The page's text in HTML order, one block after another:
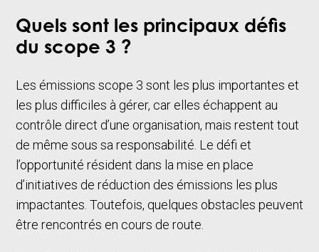
Quels sont les principaux défis
du scope 3 ?
Les émissions scope 3 sont les plus importantes et
les plus difficiles à gérer, car elles échappent au
contrôle direct d’une organisation, mais restent tout
de même sous sa responsabilité. Le défi et
l’opportunité résident dans la mise en place
d’initiatives de réduction des émissions les plus
impactantes. Toutefois, quelques obstacles peuvent
être rencontrés en cours de route.